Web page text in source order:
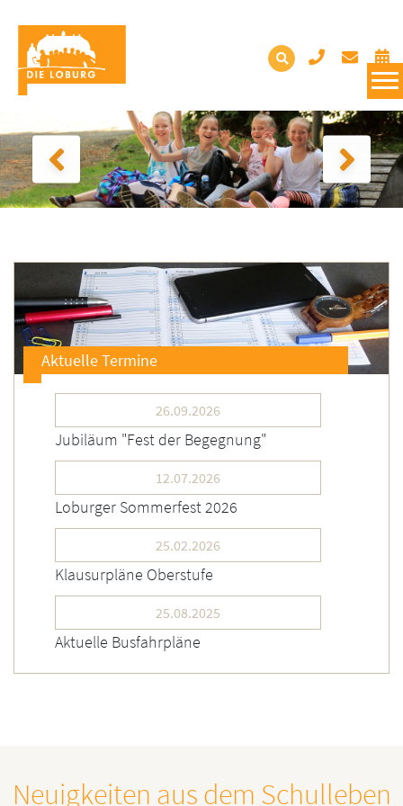
Aktuelle Termine
26.09.2026
Jubiläum "Fest der Begegnung"
12.07.2026
Loburger Sommerfest 2026
25.02.2026
Klausurpläne Oberstufe
25.08.2025
Aktuelle Busfahrpläne
Neuigkeiten aus dem Schulleben